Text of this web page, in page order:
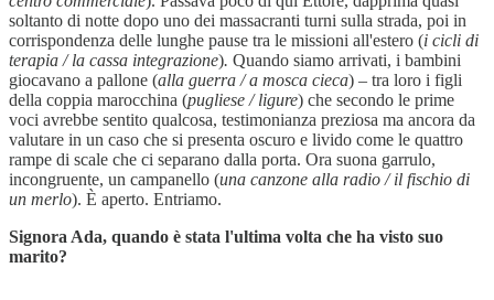
soltanto di notte dopo uno dei massacranti turni sulla strada, poi in
corrispondenza delle lunghe pause tra le missioni all'estero (i cicli di
terapia / la cassa integrazione). Quando siamo arrivati, i bambini
giocavano a pallone (alla guerra / a mosca cieca) – tra loro i figli
della coppia marocchina (pugliese / ligure) che secondo le prime
voci avrebbe sentito qualcosa, testimonianza preziosa ma ancora da
valutare in un caso che si presenta oscuro e livido come le quattro
rampe di scale che ci separano dalla porta. Ora suona garrulo,
incongruente, un campanello (una canzone alla radio / il fischio di
un merlo). È aperto. Entriamo.
Signora Ada, quando è stata l'ultima volta che ha visto suo
marito?